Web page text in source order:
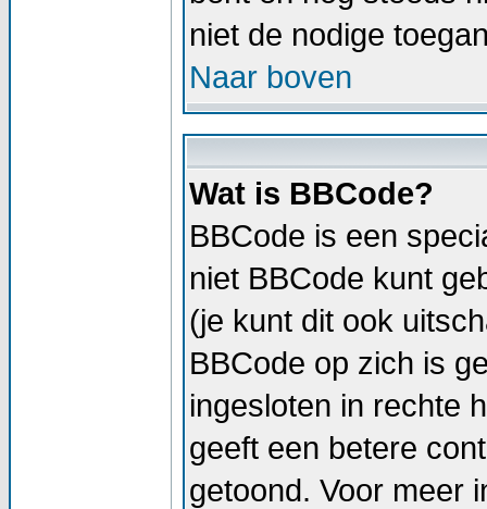
niet de nodige
Naar boven
Wat is BBCode?
BBCode is een
niet BBCode kunt
(je kunt dit ook
BBCode op zich is
ingesloten in rechte
geeft een betere
getoond. Voor meer